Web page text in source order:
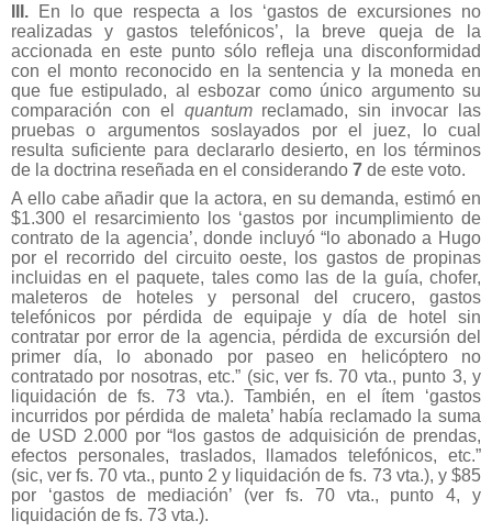
III.
En lo que respecta a los ‘gastos de excursiones no
realizadas y gastos telefónicos’, la breve queja de la
accionada en este punto sólo refleja una disconformidad
con el monto reconocido en la sentencia y la moneda en
que fue estipulado, al esbozar como único argumento su
comparación con el quantum reclamado, sin invocar las
pruebas o argumentos soslayados por el juez, lo cual
resulta suficiente para declararlo desierto, en los términos
de la doctrina reseñada en el considerando 7 de este voto.
A ello cabe añadir que la actora, en su demanda, estimó en
$1.300 el resarcimiento los ‘gastos por incumplimiento de
contrato de la agencia’, donde incluyó “lo abonado a Hugo
por el recorrido del circuito oeste, los gastos de propinas
incluidas en el paquete, tales como las de la guía, chofer,
maleteros de hoteles y personal del crucero, gastos
telefónicos por pérdida de equipaje y día de hotel sin
contratar por error de la agencia, pérdida de excursión del
primer día, lo abonado por paseo en helicóptero no
contratado por nosotras, etc.” (sic, ver fs. 70 vta., punto 3, y
liquidación de fs. 73 vta.). También, en el ítem ‘gastos
incurridos por pérdida de maleta’ había reclamado la suma
de USD 2.000 por “los gastos de adquisición de prendas,
efectos personales, traslados, llamados telefónicos, etc.”
(sic, ver fs. 70 vta., punto 2 y liquidación de fs. 73 vta.), y $85
por ‘gastos de mediación’ (ver fs. 70 vta., punto 4, y
liquidación de fs. 73 vta.).